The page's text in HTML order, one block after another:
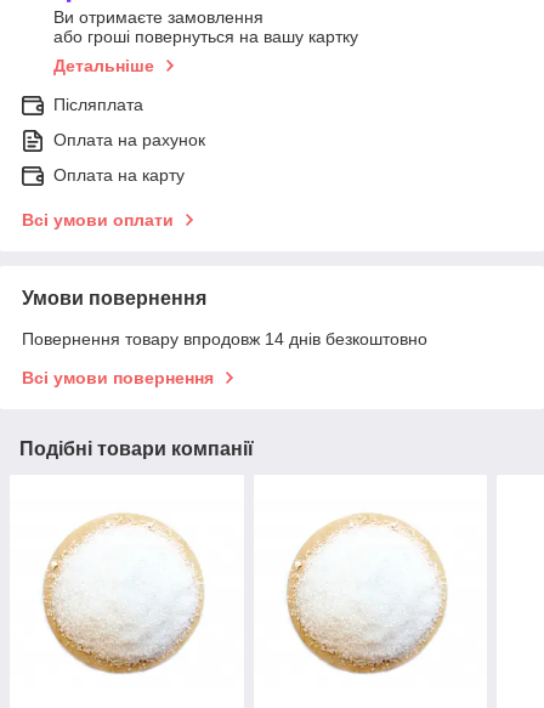
Ви отримаєте замовлення
або гроші повернуться на вашу картку
Детальніше
Післяплата
Оплата на рахунок
Оплата на карту
Всі умови оплати
Умови повернення
Повернення товару впродовж 14 днів безкоштовно
Всі умови повернення
Подібні товари компанії